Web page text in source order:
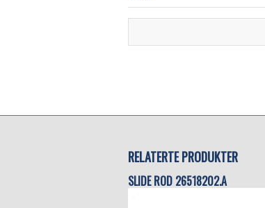
RELATERTE PRODUKTER
SLIDE ROD 26518202.A